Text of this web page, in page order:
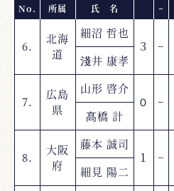
No. 所属 氏 名 −
6.
北海
道
細沼 哲也
３
−
淺井 康孝
7.
広島
県
山形 啓介
０
−
髙橋 計
8.
大阪
府
藤本 誠司
１
−
細見 陽二